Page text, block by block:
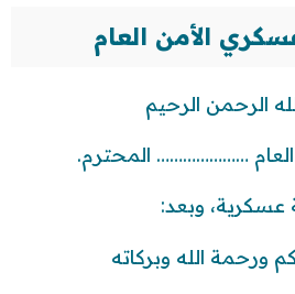
الأمن العام
الرحمن الرحيم
العام ………………… المحترم.
عسكرية، وبعد:
ورحمة الله وبركاته